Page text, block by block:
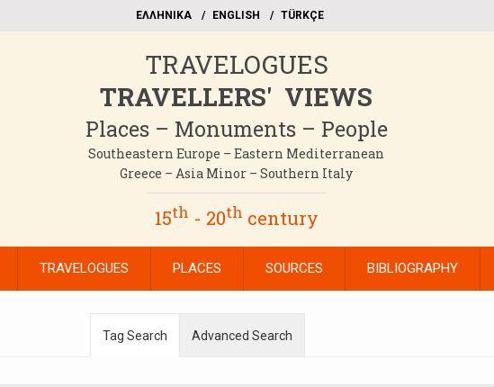
EΛΛΗΝΙΚΑ ΕΝGLISH TÜRKÇE
TRAVELOGUES
TRAVELLERS' VIEWS
Places – Monuments – People
Southeastern Europe – Eastern Mediterranean
Greece – Asia Minor – Southern Italy
15th - 20th century
TRAVELOGUES PLACES SOURCES BIBLIOGRAPHY
Tag Search Advanced Search